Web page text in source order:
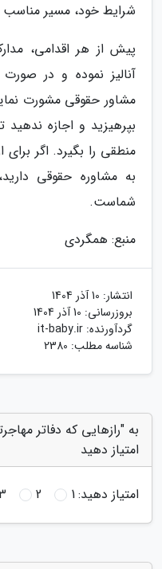
شرایط خود، مسیر مناسب
پیش از هر اقدامی،
آنالیز نموده و در
مشاور حقوقی مشورت
بپرهیزید و اجازه
منطقی را بگیرد. اگر
به مشاوره حقوقی
شماست.
منبع: همگردی
انتشار: 10 آذر 1404
بروزرسانی: 10 آذر 1404
گردآورنده: it-baby.ir
شناسه مطلب: 2380
به "رازهایی که دفاتر
امتیاز دهید
امتیاز دهید:1
2